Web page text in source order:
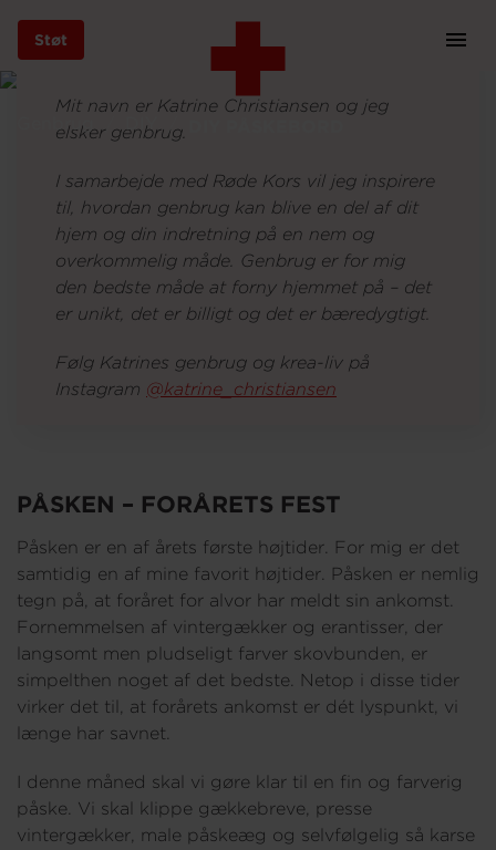
Gå
hovedindhold
Støt
Støt
Bliv frivillig
Vores indsatser
Genbrug
Om os
Genbrug DIY
DIY påskepynt: fem
idéer til dit påskebord
Mit navn er Katrine Christiansen og jeg
elsker genbrug.
I samarbejde med Røde Kors vil jeg inspirere
til, hvordan genbrug kan blive en del af dit
hjem og din indretning på en nem og
overkommelig måde. Genbrug er for mig
den bedste måde at forny hjemmet på – det
er unikt, det er billigt og det er bæredygtigt.
Følg Katrines genbrug og krea-liv på
Instagram @katrine_christiansen
PÅSKEN – FORÅRETS FEST
Påsken er en af årets første højtider. For mig er det
samtidig en af mine favorit højtider. Påsken er nemlig
tegn på, at foråret for alvor har meldt sin ankomst.
Fornemmelsen af vintergækker og erantisser, der
langsomt men pludseligt farver skovbunden, er
simpelthen noget af det bedste. Netop i disse tider
virker det til, at forårets ankomst er dét lyspunkt, vi
længe har savnet.
I denne måned skal vi gøre klar til en fin og farverig
påske. Vi skal klippe gækkebreve, presse
vintergækker, male påskeæg og selvfølgelig så karse